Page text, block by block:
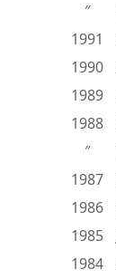
″
1991
1990
1989
1988
″
1987
1986
1985
1984